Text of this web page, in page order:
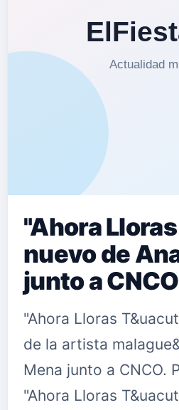
"Ahora Lloras
nuevo de
junto a CNCO
"Ahora Lloras
de la artista
Mena junto a CNCO.
"Ahora Lloras